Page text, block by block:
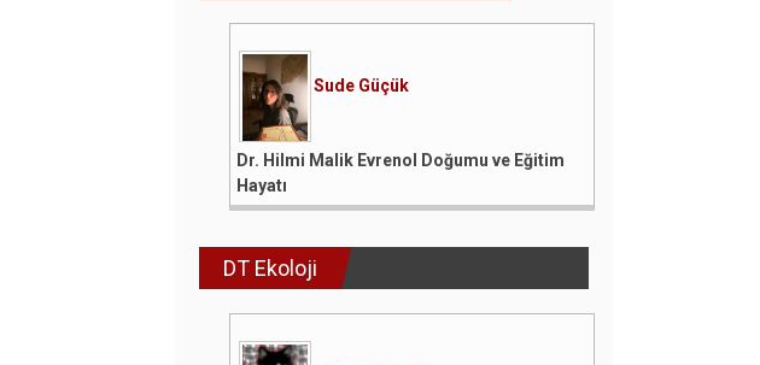
Sude Güçük
Dr. Hilmi Malik Evrenol Doğumu ve Eğitim
Hayatı
DT Ekoloji